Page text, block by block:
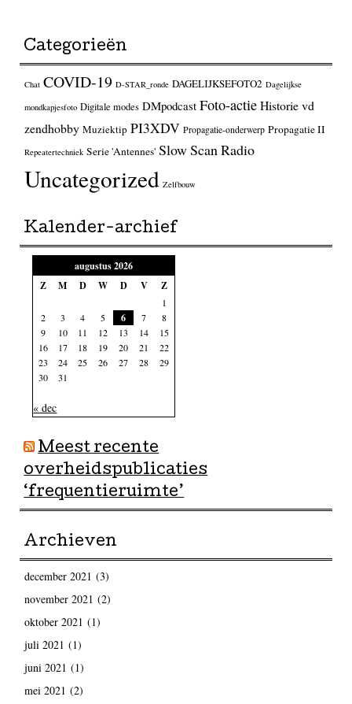
Categorieën
Chat COVID-19 D-STAR_ronde DAGELIJKSEFOTO2 Dagelijkse
mondkapjesfoto Digitale modes DMpodcast Foto-actieHistorie vd
zendhobby Muziektip PI3XDV Propagatie-onderwerp Propagatie II
Repeatertechniek Serie 'Antennes' Slow Scan Radio
Uncategorized Zelfbouw
Kalender-archief
augustus 2026
Z
M D W D V Z
1
2
3 4 5 6 7
8
9
10 11 12 13 14
15
16
17 18 19 20 21
22
23
24 25 26 27 28
29
30
31
« dec
Meest recente
overheidspublicaties
‘frequentieruimte’
Archieven
december 2021 (3)
november 2021 (2)
oktober 2021 (1)
juli 2021 (1)
juni 2021 (1)
mei 2021 (2)